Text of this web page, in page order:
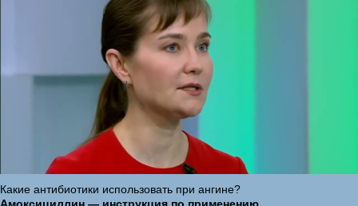
Какие антибиотики использовать при ангине?